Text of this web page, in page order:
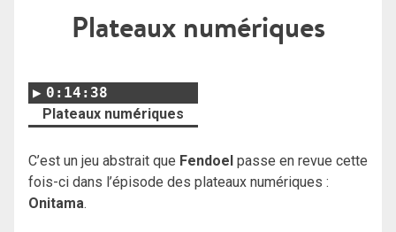
Plateaux numériques
0:14:38
Plateaux numériques
C’est un jeu abstrait que Fendoel passe en revue cette
fois-ci dans l’épisode des plateaux numériques :
Onitama.